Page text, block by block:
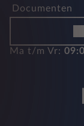
Documenten
Ma t/m Vr: